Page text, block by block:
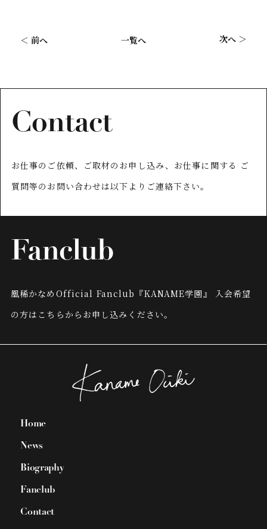
＜ 前へ 一覧へ 次へ ＞
Contact
お仕事のご依頼、ご取材のお申し込み、お仕事に関する ご
質問等のお問い合わせは以下よりご連絡下さい。
Fanclub
凰稀かなめOfficial Fanclub『KANAME学園』
入会希望
の方はこちらからお申し込みください。
Home
News
Biography
Fanclub
Contact